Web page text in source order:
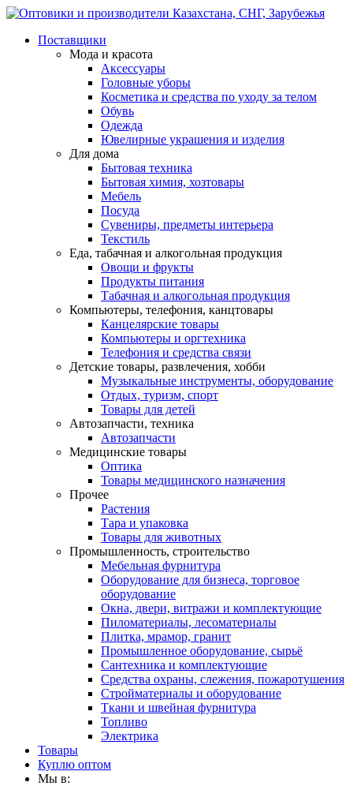
Поставщики
Мода и красота
Аксессуары
Головные уборы
Косметика и средства по уходу за телом
Обувь
Одежда
Ювелирные украшения и изделия
Для дома
Бытовая техника
Бытовая химия, хозтовары
Мебель
Посуда
Сувениры, предметы интерьера
Текстиль
Еда, табачная и алкогольная продукция
Овощи и фрукты
Продукты питания
Табачная и алкогольная продукция
Компьютеры, телефония, канцтовары
Канцелярские товары
Компьютеры и оргтехника
Телефония и средства связи
Детские товары, развлечения, хобби
Музыкальные инструменты, оборудование
Отдых, туризм, спорт
Товары для детей
Автозапчасти, техника
Автозапчасти
Медицинские товары
Оптика
Товары медицинского назначения
Прочее
Растения
Тара и упаковка
Товары для животных
Промышленность, строительство
Мебельная фурнитура
Оборудование для бизнеса, торговое
оборудование
Окна, двери, витражи и комплектующие
Пиломатериалы, лесоматериалы
Плитка, мрамор, гранит
Промышленное оборудование, сырьё
Сантехника и комплектующие
Средства охраны, слежения, пожаротушения
Стройматериалы и оборудование
Ткани и швейная фурнитура
Топливо
Электрика
Товары
Куплю оптом
Мы в: